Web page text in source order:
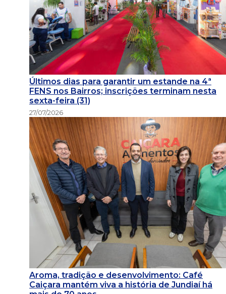
Últimos dias para garantir um estande na 4ª
FENS nos Bairros; inscrições terminam nesta
sexta-feira (31)
27/07/2026
Aroma, tradição e desenvolvimento: Café
Caiçara mantém viva a história de Jundiaí há